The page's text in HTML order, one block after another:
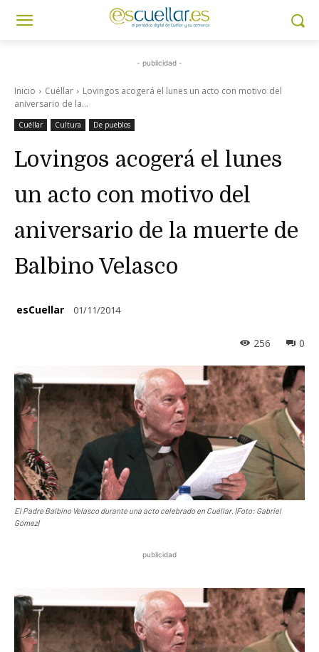
- publicidad -
Inicio Cuéllar
Lovingos acogerá el lunes un acto con motivo del
aniversario de la...
Cuéllar Cultura De pueblos
Lovingos acogerá el lunes
un acto con motivo del
aniversario de la muerte de
Balbino Velasco
esCuellar 01/11/2014
0
256
El Padre Balbino Velasco durante una acto celebrado en Cuéllar. |Foto: Gabriel
Gómez|
publicidad